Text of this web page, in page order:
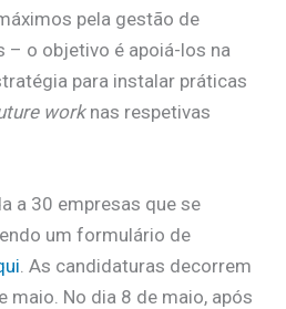
pela gestão de
– o objetivo é apoiá-los na
para instalar práticas
worknas respetivas
a 30 empresas que se
um formulário de
. As candidaturas decorrem
maio. No dia 8 de maio, após